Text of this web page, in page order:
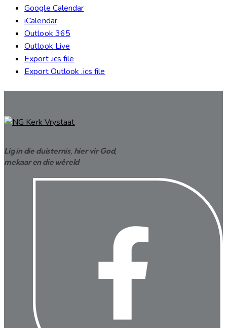
Google Calendar
iCalendar
Outlook 365
Outlook Live
Export .ics file
Export Outlook .ics file
Lig in die duisternis, hier vir God,
mekaar en die wêreld